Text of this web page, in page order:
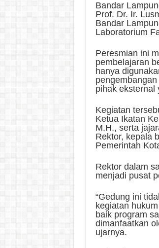
Bandar
Prof. Dr. Ir.
Bandar
Laboratorium
Peresmian ini
pembelajaran
hanya
pihak eksternal
Kegiatan
Ketua Ikatan
M.H., serta
Rektor, kepala
Pemerintah
Rektor dalam
menjadi pusat
“Gedung ini
kegiatan
baik program
dimanfaatkan
ujarnya.